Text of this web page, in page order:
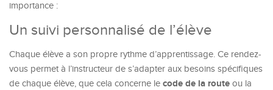
importance :
Un suivi personnalisé de l’élève
Chaque élève a son propre rythme d’apprentissage. Ce rendez-
vous permet à l’instructeur de s’adapter aux besoins spécifiques
de chaque élève, que cela concerne le code de la route ou la